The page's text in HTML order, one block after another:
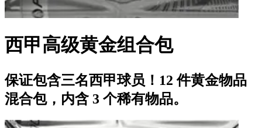
西甲高级黄金组合包
保证包含三名西甲球员！12 件黄金物品
混合包，内含 3 个稀有物品。